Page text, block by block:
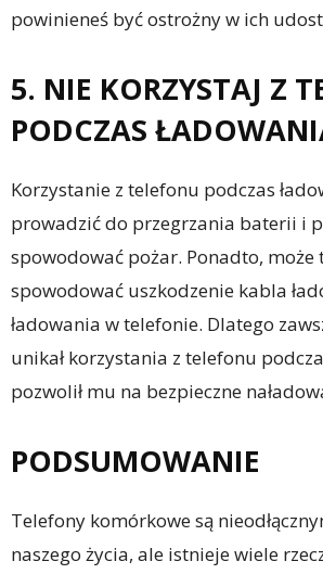
powinieneś być ostrożny w ich
5. NIE KORZYSTAJ Z
PODCZAS
Korzystanie z telefonu podczas
prowadzić do przegrzania baterii i
spowodować pożar. Ponadto, może
spowodować uszkodzenie kabla
ładowania w telefonie. Dlatego
unikał korzystania z telefonu
pozwolił mu na bezpieczne
PODSUMOWANIE
Telefony komórkowe są
naszego życia, ale istnieje wiele